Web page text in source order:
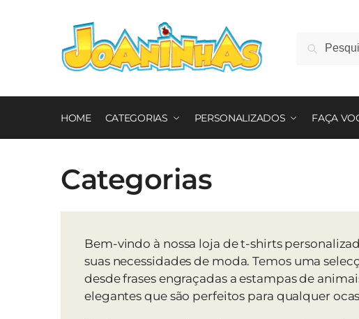
Pesquisar
Pesquisa
HOME CATEGORIAS PERSONALIZADOS FAÇA
Categorias
Bem-vindo à nossa loja de t-shirts
suas necessidades de moda. Temos uma
desde frases engraçadas a estampas de
elegantes que são perfeitos para qualquer